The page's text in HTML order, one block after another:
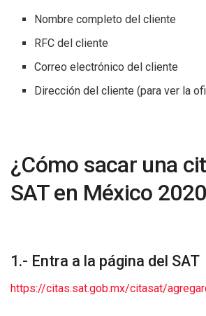
Nombre completo del cliente
RFC del cliente
Correo electrónico del cliente
Dirección del cliente (para ver la
¿Cómo sacar una
SAT en México
1.- Entra a la página del SAT
https://citas.sat.gob.mx/citasat/